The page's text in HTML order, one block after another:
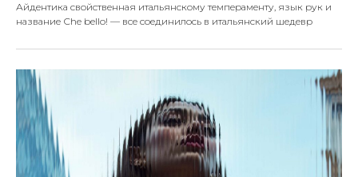
Айдентика свойственная итальянскому темпераменту, язык рук и
название Сhe bello! — все соединилось в итальянский шедевр